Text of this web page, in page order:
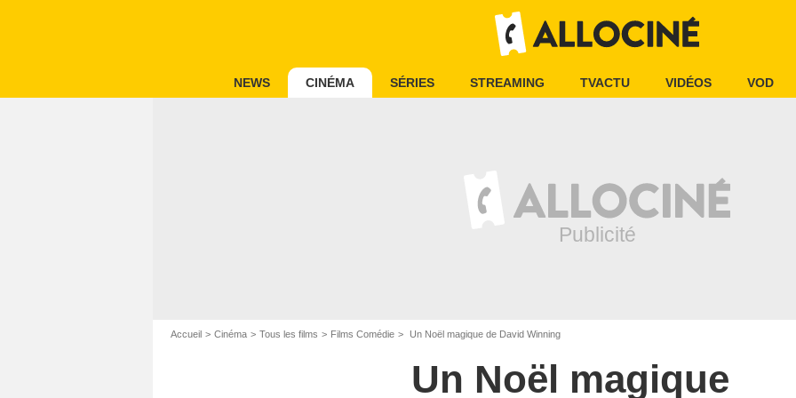
NEWS CINÉMA SÉRIES STREAMING TVACTU VIDÉOS VOD
Accueil Cinéma Tous les films Films Comédie Un Noël magique de David Winning
Un Noël magique